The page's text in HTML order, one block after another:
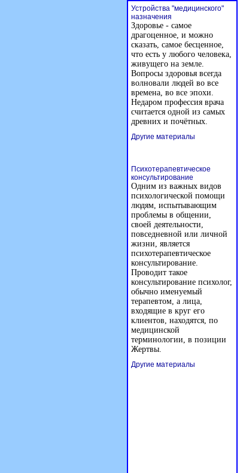
Устройства "медицинского"
назначения
Здоровье - самое
драгоценное, и можно
сказать, самое бесценное,
что есть у любого человека,
живущего на земле.
Вопросы здоровья всегда
волновали людей во все
времена, во все эпохи.
Недаром профессия врача
считается одной из самых
древних и почётных.
Другие материалы
Психотерапевтическое
консультирование
Одним из важных видов
психологической помощи
людям, испытывающим
проблемы в общении,
своей деятельности,
повседневной или личной
жизни, является
психотерапевтическое
консультирование.
Проводит такое
консультирование психолог,
обычно именуемый
терапевтом, а лица,
входящие в круг его
клиентов, находятся, по
медицинской
терминологии, в позиции
Жертвы.
Другие материалы